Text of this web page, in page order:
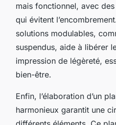
mais fonctionnel, avec
qui évitent
solutions modulables,
suspendus, aide à libérer
impression de légèreté,
bien-être.
Enfin, l’élaboration d’un
harmonieux garantit une